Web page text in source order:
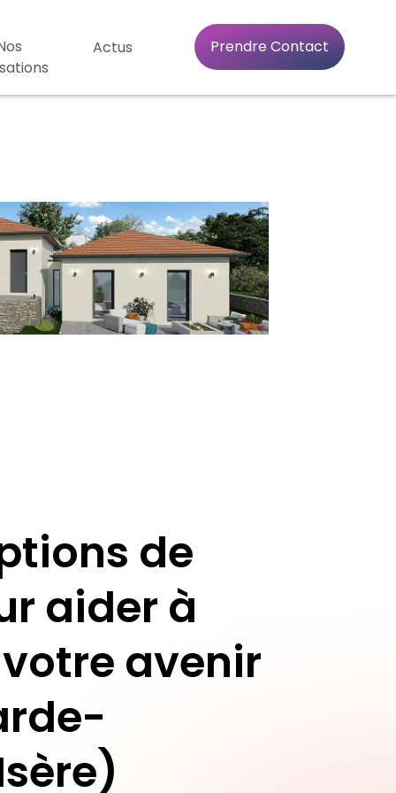
Actus Prendre Contact
de
aider à
avenir